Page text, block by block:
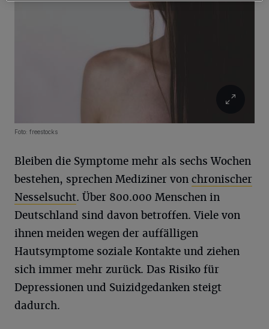
Foto: freestocks
Bleiben die Symptome mehr als sechs Wochen
bestehen, sprechen Mediziner von chronischer
Nesselsucht. Über 800.000 Menschen in
Deutschland sind davon betroffen. Viele von
ihnen meiden wegen der auffälligen
Hautsymptome soziale Kontakte und ziehen
sich immer mehr zurück. Das Risiko für
Depressionen und Suizidgedanken steigt
dadurch.